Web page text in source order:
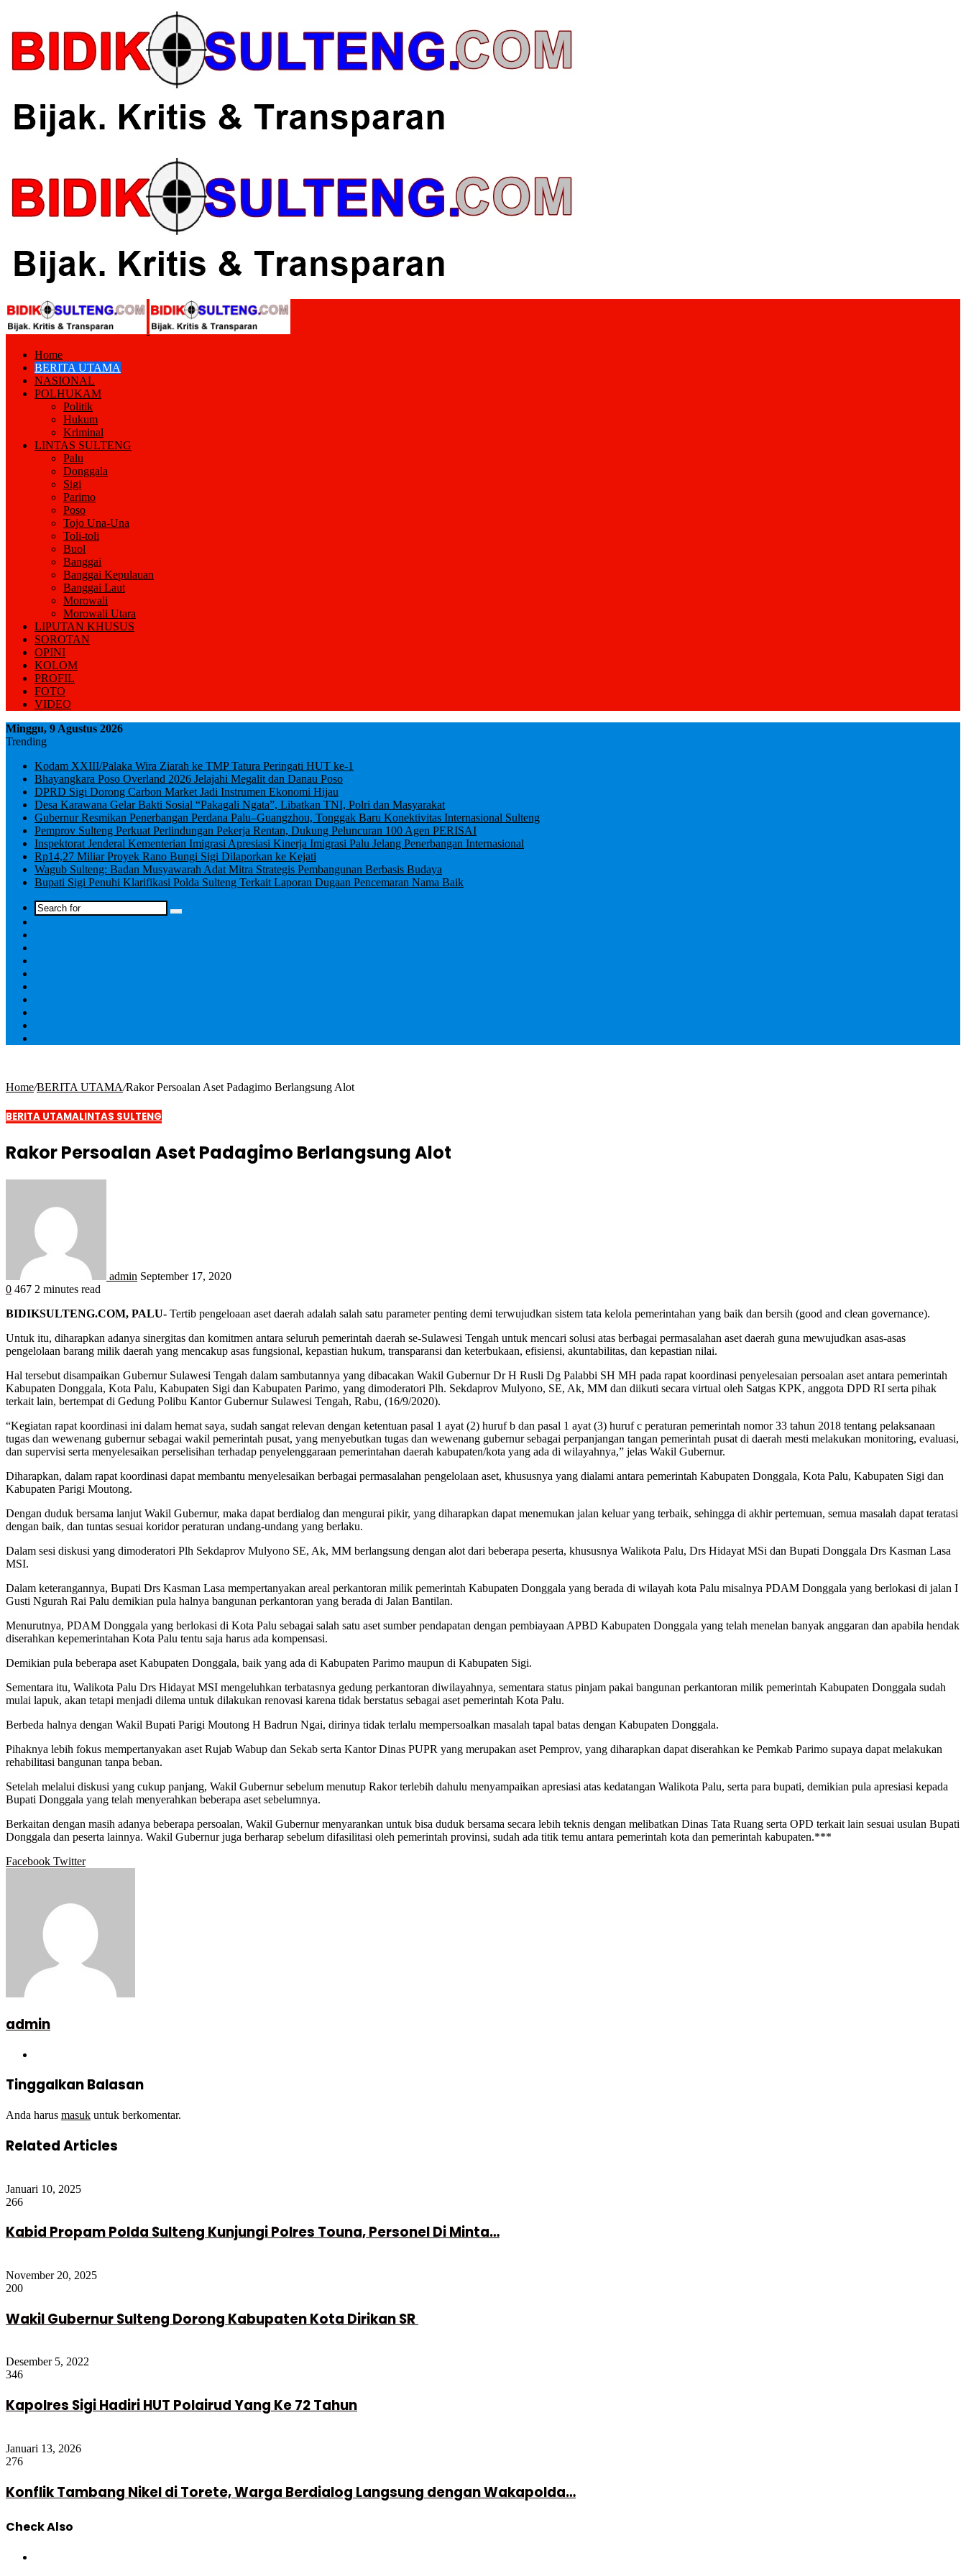
Home
BERITA UTAMA
NASIONAL
POLHUKAM
Politik
Hukum
Kriminal
LINTAS SULTENG
Palu
Donggala
Sigi
Parimo
Poso
Tojo Una-Una
Toli-toli
Buol
Banggai
Banggai Kepulauan
Banggai Laut
Morowali
Morowali Utara
LIPUTAN KHUSUS
SOROTAN
OPINI
KOLOM
PROFIL
FOTO
VIDEO
Minggu, 9 Agustus 2026
Trending
Kodam XXIII/Palaka Wira Ziarah ke TMP Tatura Peringati HUT ke-1
Bhayangkara Poso Overland 2026 Jelajahi Megalit dan Danau Poso
DPRD Sigi Dorong Carbon Market Jadi Instrumen Ekonomi Hijau
Desa Karawana Gelar Bakti Sosial “Pakagali Ngata”, Libatkan TNI, Polri dan Masyarakat
Gubernur Resmikan Penerbangan Perdana Palu–Guangzhou, Tonggak Baru Konektivitas Internasional Sulteng
Pemprov Sulteng Perkuat Perlindungan Pekerja Rentan, Dukung Peluncuran 100 Agen PERISAI
Inspektorat Jenderal Kementerian Imigrasi Apresiasi Kinerja Imigrasi Palu Jelang Penerbangan Internasional
Rp14,27 Miliar Proyek Rano Bungi Sigi Dilaporkan ke Kejati
Wagub Sulteng: Badan Musyawarah Adat Mitra Strategis Pembangunan Berbasis Budaya
Bupati Sigi Penuhi Klarifikasi Polda Sulteng Terkait Laporan Dugaan Pencemaran Nama Baik
Home/BERITA UTAMA/Rakor Persoalan Aset Padagimo Berlangsung Alot
BERITA UTAMALINTAS SULTENG
Rakor Persoalan Aset Padagimo Berlangsung Alot
admin September 17, 2020
0 467 2 minutes read
BIDIKSULTENG.COM, PALU- Tertib pengeloaan aset daerah adalah salah satu parameter penting demi terwujudkan sistem tata kelola pemerintahan yang baik dan bersih (good and clean governance).
Untuk itu, diharapkan adanya sinergitas dan komitmen antara seluruh pemerintah daerah se-Sulawesi Tengah untuk mencari solusi atas berbagai permasalahan aset daerah guna mewujudkan asas-asas
pengelolaan barang milik daerah yang mencakup asas fungsional, kepastian hukum, transparansi dan keterbukaan, efisiensi, akuntabilitas, dan kepastian nilai.
Hal tersebut disampaikan Gubernur Sulawesi Tengah dalam sambutannya yang dibacakan Wakil Gubernur Dr H Rusli Dg Palabbi SH MH pada rapat koordinasi penyelesaian persoalan aset antara pemerintah
Kabupaten Donggala, Kota Palu, Kabupaten Sigi dan Kabupaten Parimo, yang dimoderatori Plh. Sekdaprov Mulyono, SE, Ak, MM dan diikuti secara virtual oleh Satgas KPK, anggota DPD RI serta pihak
terkait lain, bertempat di Gedung Polibu Kantor Gubernur Sulawesi Tengah, Rabu, (16/9/2020).
“Kegiatan rapat koordinasi ini dalam hemat saya, sudah sangat relevan dengan ketentuan pasal 1 ayat (2) huruf b dan pasal 1 ayat (3) huruf c peraturan pemerintah nomor 33 tahun 2018 tentang pelaksanaan
tugas dan wewenang gubernur sebagai wakil pemerintah pusat, yang menyebutkan tugas dan wewenang gubernur sebagai perpanjangan tangan pemerintah pusat di daerah mesti melakukan monitoring, evaluasi,
dan supervisi serta menyelesaikan perselisihan terhadap penyelenggaraan pemerintahan daerah kabupaten/kota yang ada di wilayahnya,” jelas Wakil Gubernur.
Diharapkan, dalam rapat koordinasi dapat membantu menyelesaikan berbagai permasalahan pengelolaan aset, khususnya yang dialami antara pemerintah Kabupaten Donggala, Kota Palu, Kabupaten Sigi dan
Kabupaten Parigi Moutong.
Dengan duduk bersama lanjut Wakil Gubernur, maka dapat berdialog dan mengurai pikir, yang diharapkan dapat menemukan jalan keluar yang terbaik, sehingga di akhir pertemuan, semua masalah dapat teratasi
dengan baik, dan tuntas sesuai koridor peraturan undang-undang yang berlaku.
Dalam sesi diskusi yang dimoderatori Plh Sekdaprov Mulyono SE, Ak, MM berlangsung dengan alot dari beberapa peserta, khususnya Walikota Palu, Drs Hidayat MSi dan Bupati Donggala Drs Kasman Lasa
MSI.
Dalam keterangannya, Bupati Drs Kasman Lasa mempertanyakan areal perkantoran milik pemerintah Kabupaten Donggala yang berada di wilayah kota Palu misalnya PDAM Donggala yang berlokasi di jalan I
Gusti Ngurah Rai Palu demikian pula halnya bangunan perkantoran yang berada di Jalan Bantilan.
Menurutnya, PDAM Donggala yang berlokasi di Kota Palu sebagai salah satu aset sumber pendapatan dengan pembiayaan APBD Kabupaten Donggala yang telah menelan banyak anggaran dan apabila hendak
diserahkan kepemerintahan Kota Palu tentu saja harus ada kompensasi.
Demikian pula beberapa aset Kabupaten Donggala, baik yang ada di Kabupaten Parimo maupun di Kabupaten Sigi.
Sementara itu, Walikota Palu Drs Hidayat MSI mengeluhkan terbatasnya gedung perkantoran diwilayahnya, sementara status pinjam pakai bangunan perkantoran milik pemerintah Kabupaten Donggala sudah
mulai lapuk, akan tetapi menjadi dilema untuk dilakukan renovasi karena tidak berstatus sebagai aset pemerintah Kota Palu.
Berbeda halnya dengan Wakil Bupati Parigi Moutong H Badrun Ngai, dirinya tidak terlalu mempersoalkan masalah tapal batas dengan Kabupaten Donggala.
Pihaknya lebih fokus mempertanyakan aset Rujab Wabup dan Sekab serta Kantor Dinas PUPR yang merupakan aset Pemprov, yang diharapkan dapat diserahkan ke Pemkab Parimo supaya dapat melakukan
rehabilitasi bangunan tanpa beban.
Setelah melalui diskusi yang cukup panjang, Wakil Gubernur sebelum menutup Rakor terlebih dahulu menyampaikan apresiasi atas kedatangan Walikota Palu, serta para bupati, demikian pula apresiasi kepada
Bupati Donggala yang telah menyerahkan beberapa aset sebelumnya.
Berkaitan dengan masih adanya beberapa persoalan, Wakil Gubernur menyarankan untuk bisa duduk bersama secara lebih teknis dengan melibatkan Dinas Tata Ruang serta OPD terkait lain sesuai usulan Bupati
Donggala dan peserta lainnya. Wakil Gubernur juga berharap sebelum difasilitasi oleh pemerintah provinsi, sudah ada titik temu antara pemerintah kota dan pemerintah kabupaten.***
Facebook TwitterGoogle+
LinkedIn
StumbleUpon
Tumblr
Pinterest
Reddit
VKontakte
WhatsApp
Telegram
Viber
Share
Print
admin
Tinggalkan Balasan
Anda harus masuk untuk berkomentar.
Related Articles
Januari 10, 2025
266
Kabid Propam Polda Sulteng Kunjungi Polres Touna, Personel Di Minta…
November 20, 2025
200
Wakil Gubernur Sulteng Dorong Kabupaten Kota Dirikan SR
Desember 5, 2022
346
Kapolres Sigi Hadiri HUT Polairud Yang Ke 72 Tahun
Januari 13, 2026
276
Konflik Tambang Nikel di Torete, Warga Berdialog Langsung dengan Wakapolda…
Check Also
Close